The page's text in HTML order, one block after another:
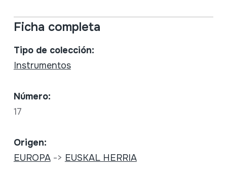
Ficha completa
Tipo de colección:
Instrumentos
Número:
17
Origen:
EUROPA-> EUSKAL HERRIA